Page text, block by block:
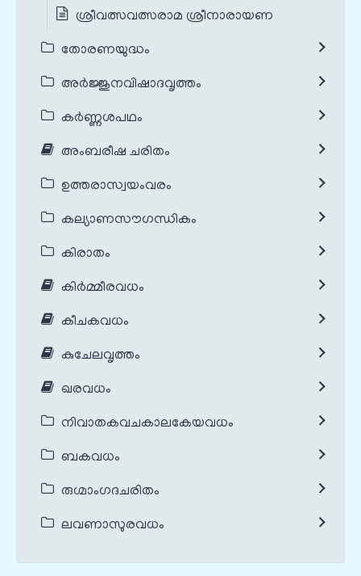
ശ്രീവത്സവത്സരാമ ശ്രീനാരായണ
തോരണയുദ്ധം
അർജ്ജുനവിഷാദവൃത്തം
കർണ്ണശപഥം
അംബരീഷ ചരിതം
ഉത്തരാസ്വയംവരം
കല്യാണസൗഗന്ധികം
കിരാതം
കിർമ്മീരവധം
കീചകവധം
കുചേലവൃത്തം
ഖരവധം
നിവാതകവചകാലകേയവധം
ബകവധം
രുഗ്മാംഗദചരിതം
ലവണാസുരവധം